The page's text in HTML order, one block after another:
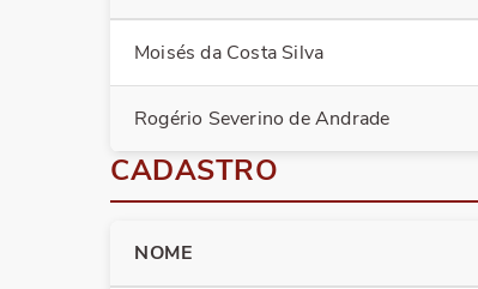
Moisés da Costa Silva
Rogério Severino de Andrade
CADASTRO
NOME